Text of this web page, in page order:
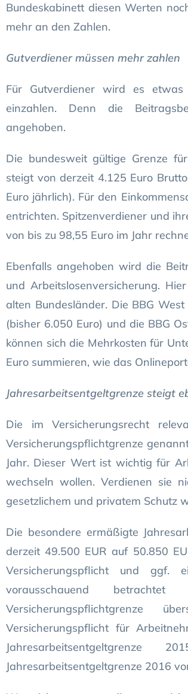
Bundeskabinett diesen Werten
mehr an den Zahlen.
Gutverdiener müssen mehr zahlen
Für Gutverdiener wird es
einzahlen. Denn die
angehoben.
Die bundesweit gültige Grenze
steigt von derzeit 4.125 Euro
Euro jährlich). Für den
entrichten. Spitzenverdiener und
von bis zu 98,55 Euro im Jahr
Ebenfalls angehoben wird die
und Arbeitslosenversicherung.
alten Bundesländer. Die BBG
(bisher 6.050 Euro) und die BBG
können sich die Mehrkosten für
Euro summieren, wie das
Jahresarbeitsentgeltgrenze steigt
Die im Versicherungsrecht
Versicherungspflichtgrenze
Jahr. Dieser Wert ist wichtig für
wechseln wollen. Verdienen sie
gesetzlichem und privatem Schutz
Die besondere ermäßigte
derzeit 49.500 EUR auf 50.850
Versicherungspflicht und
vorausschauend
Versicherungspflicht für
Jahresarbeitsentgeltgrenze 2016